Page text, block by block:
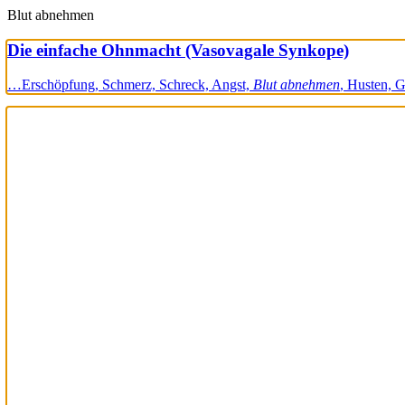
Blut abnehmen
Die einfache Ohnmacht (Vasovagale Synkope)
…Erschöpfung, Schmerz, Schreck, Angst, Blut abnehmen, Husten,